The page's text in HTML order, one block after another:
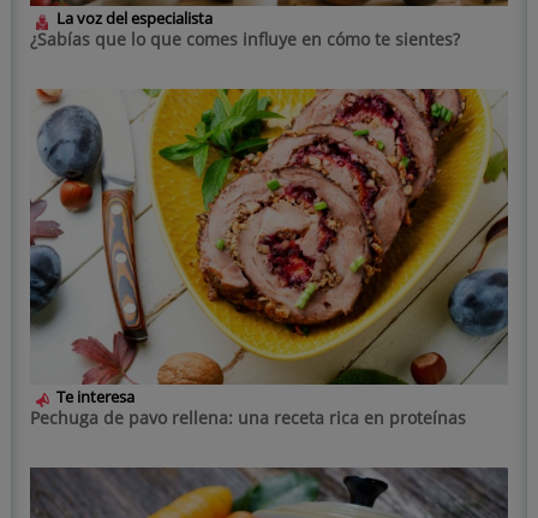
La voz del especialista
¿Sabías que lo que comes influye en cómo te sientes?
Te interesa
Pechuga de pavo rellena: una receta rica en proteínas